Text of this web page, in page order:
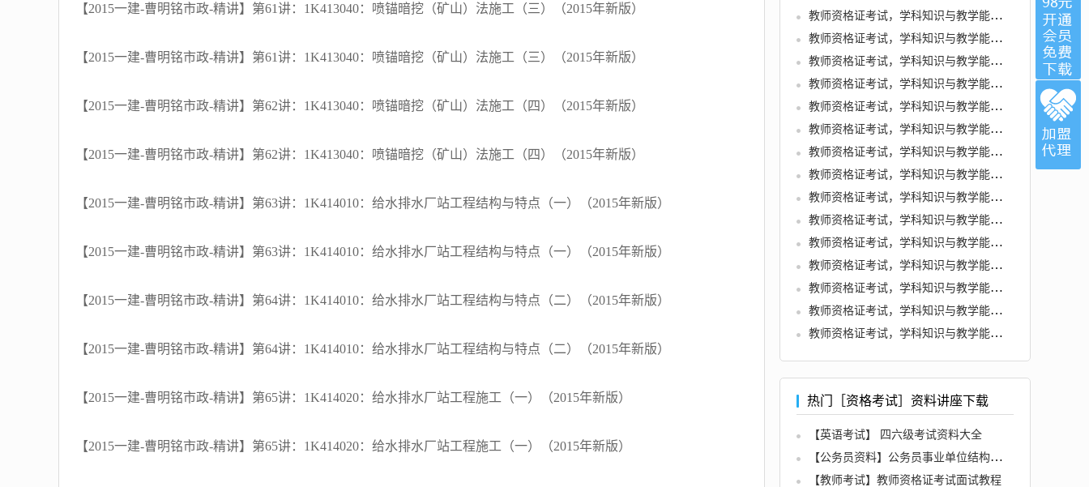
【2015一建-曹明铭市政-精讲】第61讲：1K413040：喷锚暗挖（矿山）法施工（三）（2015年新版）
【2015一建-曹明铭市政-精讲】第61讲：1K413040：喷锚暗挖（矿山）法施工（三）（2015年新版）
【2015一建-曹明铭市政-精讲】第62讲：1K413040：喷锚暗挖（矿山）法施工（四）（2015年新版）
【2015一建-曹明铭市政-精讲】第62讲：1K413040：喷锚暗挖（矿山）法施工（四）（2015年新版）
【2015一建-曹明铭市政-精讲】第63讲：1K414010：给水排水厂站工程结构与特点（一）（2015年新版）
【2015一建-曹明铭市政-精讲】第63讲：1K414010：给水排水厂站工程结构与特点（一）（2015年新版）
【2015一建-曹明铭市政-精讲】第64讲：1K414010：给水排水厂站工程结构与特点（二）（2015年新版）
【2015一建-曹明铭市政-精讲】第64讲：1K414010：给水排水厂站工程结构与特点（二）（2015年新版）
【2015一建-曹明铭市政-精讲】第65讲：1K414020：给水排水厂站工程施工（一）（2015年新版）
【2015一建-曹明铭市政-精讲】第65讲：1K414020：给水排水厂站工程施工（一）（2015年新版）
教师资格证考试，学科知识与教学能力 (初中英语)
教师资格证考试，学科知识与教学能力 (初中音乐)
教师资格证考试，学科知识与教学能力 (初中信息技术)
教师资格证考试，学科知识与教学能力 (初中物理)
教师资格证考试，学科知识与教学能力 (初中体育与健康)
教师资格证考试，学科知识与教学能力 (初中数学)
教师资格证考试，学科知识与教学能力 (初中生物)
教师资格证考试，学科知识与教学能力 (初中美术)
教师资格证考试，学科知识与教学能力 (初中历史)
教师资格证考试，学科知识与教学能力 (初中化学)
教师资格证考试，学科知识与教学能力 (初中地理)
教师资格证考试，学科知识与教学能力 (高中语文)
教师资格证考试，学科知识与教学能力 (高中英语)
教师资格证考试，学科知识与教学能力 (高中音乐)
教师资格证考试，学科知识与教学能力 (高中信息技术)
热门［资格考试］资料讲座下载
【英语考试】 四六级考试资料大全
【公务员资料】公务员事业单位结构化面试教程资料
【教师考试】教师资格证考试面试教程